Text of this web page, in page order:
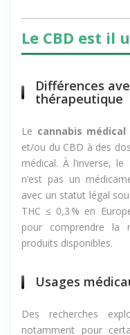
Le CBD est il
Différences
Lecannabis médical
et/ou du CBD à des
médical. À l’inverse, le
n’est pas un
avec un statut légal
THC ≤ 0,3 % en
pour comprendre la
Des recherches